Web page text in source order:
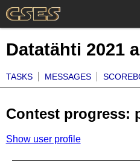
Datatähti 2021
TASKS MESSAGES
Contest progress:
Show user profile